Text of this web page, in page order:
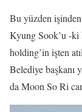
Bu yüzden işinden
Kyung Sook’u -ki
holding’in işten
Belediye başkanı
da Moon So Ri